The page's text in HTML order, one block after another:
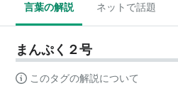
言葉の解説 ネットで話題
まんぷく２号
このタグの解説について